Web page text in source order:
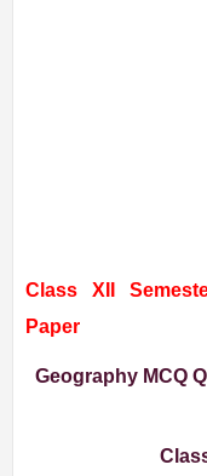
Class XII
Paper
Geography MCQ